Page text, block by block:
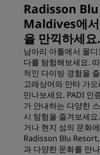
Radisson
Maldives에
을 만끽하세요.
남아리 아톨에서 몰
다를 탐험해보세요.
적인 다이빙 경험을
고래상어와 만타 가
만나보세요. PADI 인
가 안내하는 다양한
시 탐험을 즐겨보세
거나 현지 섬의 문화
Radisson Blu
과 다양한 문화를 만